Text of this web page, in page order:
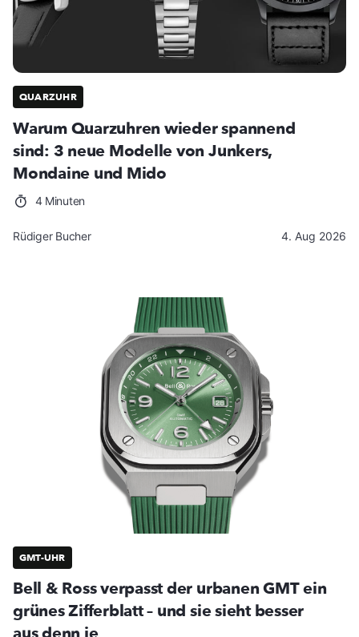
QUARZUHR
Warum Quarzuhren wieder spannend
sind: 3 neue Modelle von Junkers,
Mondaine und Mido
4 Minuten
Rüdiger Bucher 4. Aug 2026
GMT-UHR
Bell & Ross verpasst der urbanen GMT ein
grünes Zifferblatt – und sie sieht besser